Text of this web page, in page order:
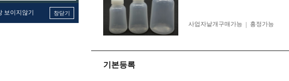
보이지않기 창닫기
사업자 낱개구매가능 흥정가능
기본등록